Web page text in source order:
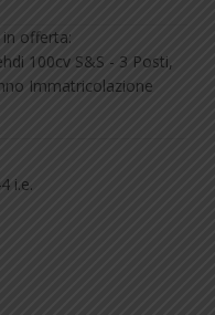
offerta:
100cv S&S - 3 Posti,
Immatricolazione
i.e.